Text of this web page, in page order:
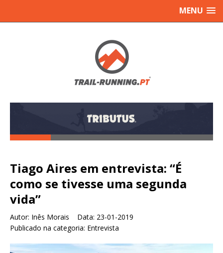
MENU
Tiago Aires em entrevista: “É
como se tivesse uma segunda
vida”
Autor: Inês Morais Data: 23-01-2019
Publicado na categoria: Entrevista